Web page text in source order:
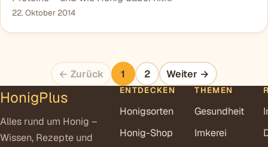
22. Oktober 2014
← Zurück 1 2 Weiter →
HonigPlus
Alles rund um Honig –
Wissen, Rezepte und
ENTDECKEN
Honigsorten
Honig-Shop
THEMEN
Gesundheit
Imkerei